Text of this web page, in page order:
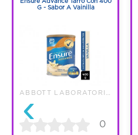
‹
G - Sabor A Vainilla
0